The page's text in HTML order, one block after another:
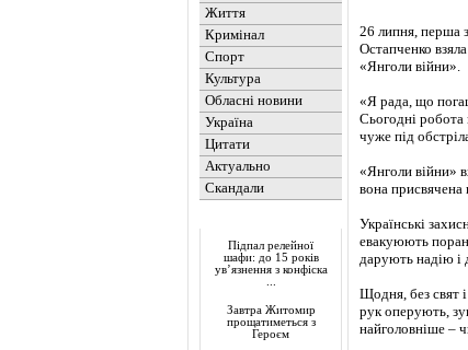
Життя
Кримінал
Спорт
Культура
Обласні новини
Україна
Цитати
Актуально
Скандали
Підпал релейної
шафи: до 15 років
ув’язнення з конфіска
Завтра Житомир
прощатиметься з
Героєм
26 липня, перша
Остапченко
«Янголи війни».
«Я рада, що
Сьогодні робота
чуже під
«Янголи війни»
вона присвячена
Українські
евакуюють
дарують надію і
Щодня, без свят
рук оперують,
найголовніше –